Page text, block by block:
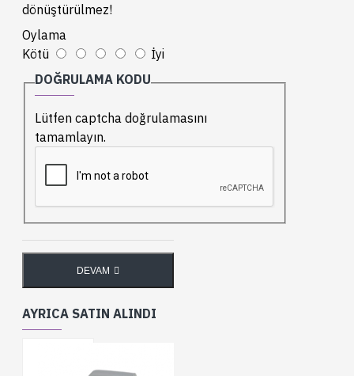
dönüştürülmez!
Oylama
Kötü
İyi
DOĞRULAMA KODU
Lütfen captcha doğrulamasını
tamamlayın.
DEVAM
AYRICA SATIN ALINDI